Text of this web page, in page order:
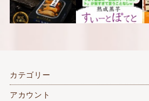
カテゴリー
アカウント